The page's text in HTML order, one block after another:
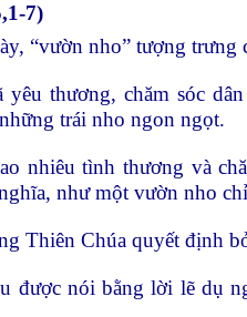
7)
“vườn nho” tượng trưng
yêu thương, chăm sóc
trái nho ngon ngọt.
nhiêu tình thương và
như một vườn nho
Thiên Chúa quyết định
được nói bằng lời lẽ dụ